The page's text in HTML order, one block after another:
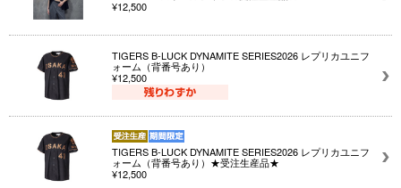
¥12,500
TIGERS B-LUCK DYNAMITE SERIES2026 レプリカユニフ
ォーム（背番号あり）
¥12,500
TIGERS B-LUCK DYNAMITE SERIES2026 レプリカユニフ
ォーム（背番号あり）★受注生産品★
¥12,500